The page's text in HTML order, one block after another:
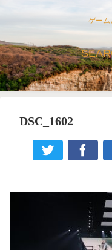
ゲーム
DSC_1602